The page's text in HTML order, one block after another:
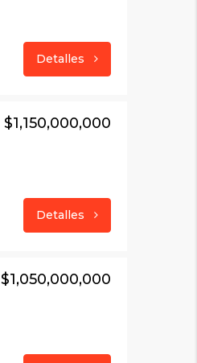
Detalles
$1,150,000,000
Detalles
$1,050,000,000